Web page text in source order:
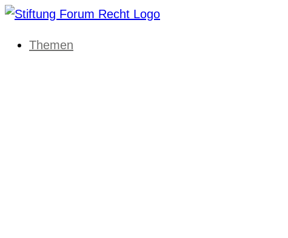
Themen